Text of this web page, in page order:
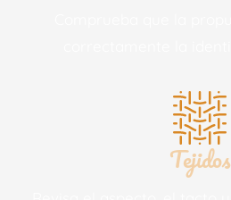
Tejidos